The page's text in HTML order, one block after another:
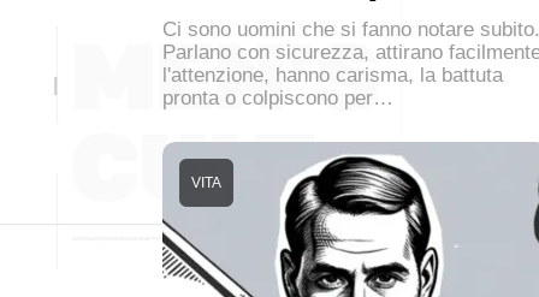
Ci sono uomini che si fanno notare subito.
Parlano con sicurezza, attirano
l'attenzione, hanno carisma, la battuta
pronta o colpiscono per…
VITA